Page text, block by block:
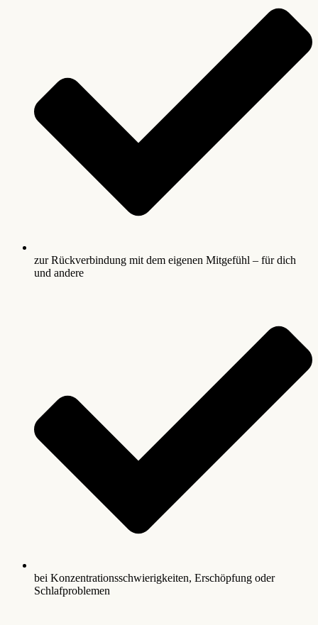
zur Rückverbindung mit dem eigenen Mitgefühl – für dich
und andere
bei Konzentrationsschwierigkeiten, Erschöpfung oder
Schlafproblemen